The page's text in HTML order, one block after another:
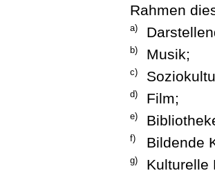
Rahmen
a)
b) Musik;
c)
d) Film;
e)
f) Bildende
g) Kulturelle